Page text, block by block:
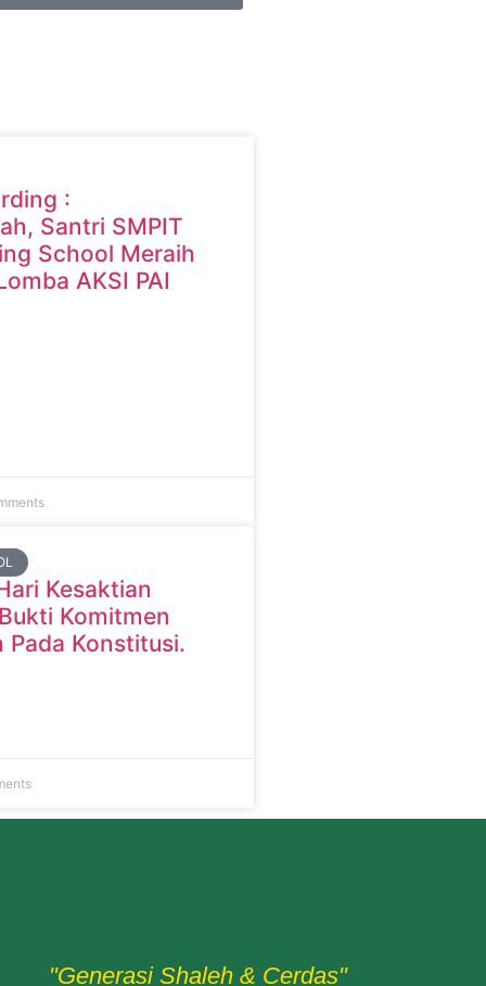
:
Santri SMPIT
School Meraih
AKSI PAI
Kesaktian
Komitmen
Pada Konstitusi.
"Generasi Shaleh & Cerdas"